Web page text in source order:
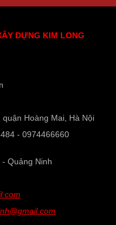
DỰNG KIM LONG
Hoàng Mai, Hà Nội
- 0974466660
Quảng Ninh